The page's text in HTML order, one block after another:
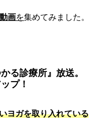
画を集めてみました。
る診療所』放送。
プ！
ヨガを取り入れている